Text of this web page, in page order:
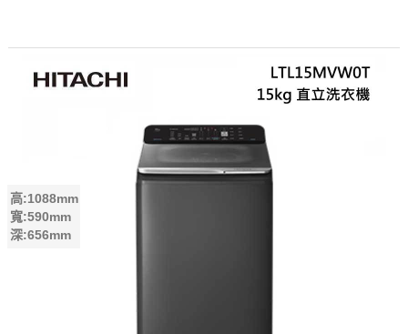
高:1088mm
寬:590mm
深:656mm